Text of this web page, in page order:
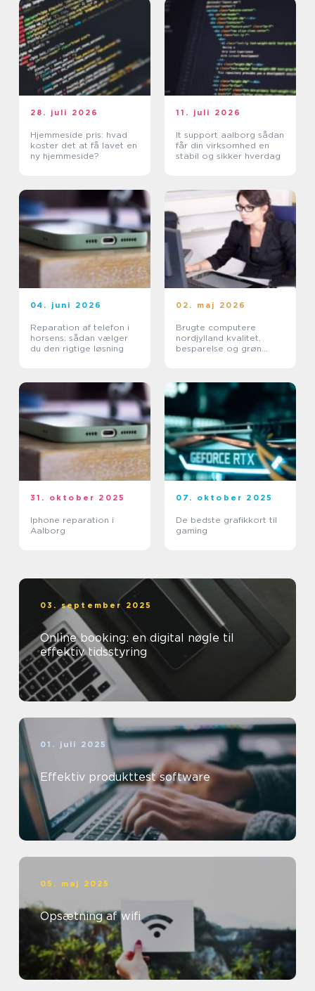
28. juli 2026
Hjemmeside pris: hvad
koster det at få lavet en
ny hjemmeside?
11. juli 2026
It support aalborg sådan
får din virksomhed en
stabil og sikker hverdag
04. juni 2026
Reparation af telefon i
horsens: sådan vælger
du den rigtige løsning
02. maj 2026
Brugte computere
nordjylland kvalitet,
besparelse og grøn
31. oktober 2025
Iphone reparation i
Aalborg
07. oktober 2025
De bedste grafikkort til
gaming
03. september 2025
Online booking: en digital nøgle til
effektiv tidsstyring
01. juli 2025
Effektiv produkttest software
05. maj 2025
Opsætning af wifi